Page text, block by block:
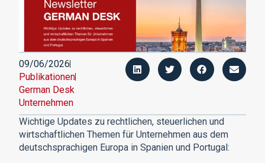
09/06/2026
Publikationen
German Desk
Unternehmen
Wichtige Updates zu rechtlichen, steuerlichen und
wirtschaftlichen Themen für Unternehmen aus dem
deutschsprachigen Europa in Spanien und Portugal: